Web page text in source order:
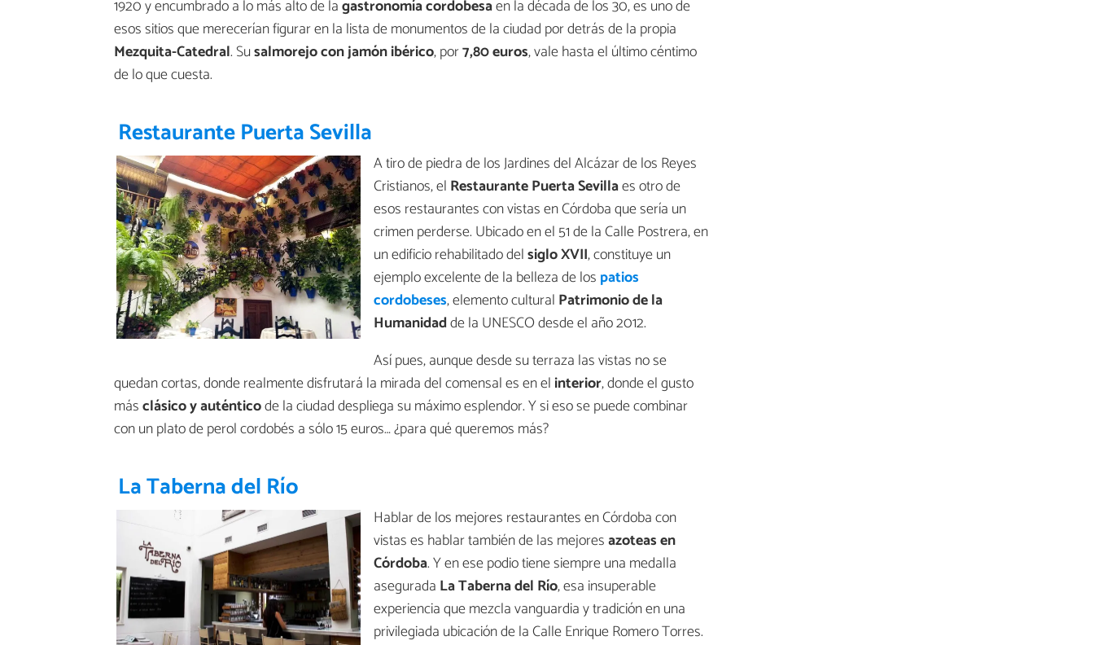
1920 y encumbrado a lo más alto de lagastronomía cordobesaen la década de los 30, es uno de
esos sitios que merecerían figurar en la lista de monumentos de la ciudad por detrás de la propia
Mezquita-Catedral. Susalmorejo con jamón ibérico, por7,80 euros, vale hasta el último céntimo
de lo que cuesta.
Restaurante Puerta Sevilla
A tiro de piedra de los Jardines del Alcázar de los Reyes
Cristianos, el Restaurante Puerta Sevillaes otro de
esos restaurantes con vistas en Córdoba que sería un
crimen perderse. Ubicado en el 51 de la Calle Postrera, en
un edificio rehabilitado delsiglo XVII, constituye un
ejemplo excelente de la belleza de los patios
cordobeses, elemento cultural Patrimonio de la
Humanidadde la UNESCO desde el año 2012.
Así pues, aunque desde su terraza las vistas no se
quedan cortas, donde realmente disfrutará la mirada del comensal es en el interior, donde el gusto
másclásico y auténticode la ciudad despliega su máximo esplendor. Y si eso se puede combinar
con un plato de perol cordobés a sólo 15 euros… ¿para qué queremos más?
La Taberna del Río
Hablar de los mejores restaurantes en Córdoba con
vistas es hablar también de las mejoresazoteas en
Córdoba. Y en ese podio tiene siempre una medalla
asegurada La Taberna del Río, esa insuperable
experiencia que mezcla vanguardia y tradición en una
privilegiada ubicación de la Calle Enrique Romero Torres.